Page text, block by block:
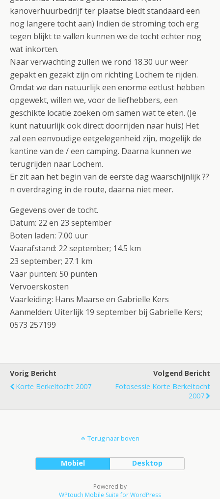
kanoverhuurbedrijf ter plaatse biedt standaard een
nog langere tocht aan) Indien de stroming toch erg
tegen blijkt te vallen kunnen we de tocht echter nog
wat inkorten.
Naar verwachting zullen we rond 18.30 uur weer
gepakt en gezakt zijn om richting Lochem te rijden.
Omdat we dan natuurlijk een enorme eetlust hebben
opgewekt, willen we, voor de liefhebbers, een
geschikte locatie zoeken om samen wat te eten. (Je
kunt natuurlijk ook direct doorrijden naar huis) Het
zal een eenvoudige eetgelegenheid zijn, mogelijk de
kantine van de / een camping. Daarna kunnen we
terugrijden naar Lochem.
Er zit aan het begin van de eerste dag waarschijnlijk ??
n overdraging in de route, daarna niet meer.
Gegevens over de tocht.
Datum: 22 en 23 september
Boten laden: 7.00 uur
Vaarafstand: 22 september; 14.5 km
23 september; 27.1 km
Vaar punten: 50 punten
Vervoerskosten
Vaarleiding: Hans Maarse en Gabrielle Kers
Aanmelden: Uiterlijk 19 september bij Gabrielle Kers;
0573 257199
Vorig Bericht
Korte Berkeltocht 2007
Volgend Bericht
Fotosessie Korte Berkeltocht
2007
Terug naar boven
Mobiel Desktop
Powered by
WPtouch Mobile Suite for WordPress